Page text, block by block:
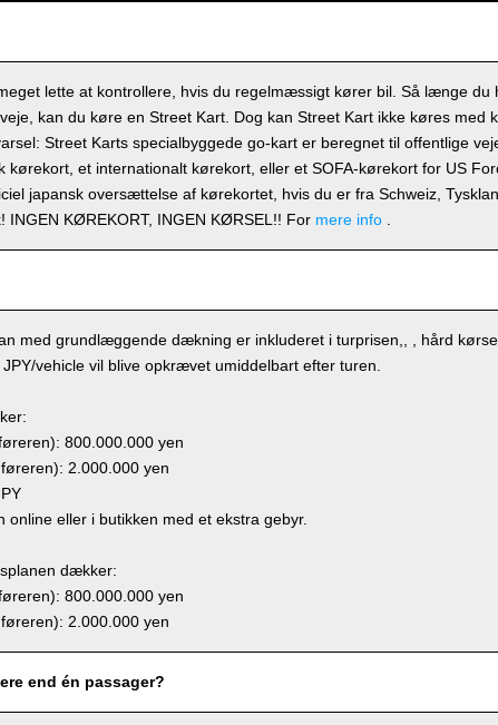
lette at kontrollere, hvis du regelmæssigt kører bil. Så længe du
kan du køre en Street Kart. Dog kan Street Kart ikke køres med
Street Karts specialbyggede go-kart er beregnet til offentlige
kørekort, et internationalt kørekort, eller et SOFA-kørekort for US
japansk oversættelse af kørekortet, hvis du er fra Schweiz,
INGEN KØREKORT, INGEN KØRSEL!! For mere info
med grundlæggende dækning er inkluderet i turprisen,, , hård
vehicle vil blive opkrævet umiddelbart efter turen.
800.000.000 yen
2.000.000 yen
online eller i butikken med et ekstra gebyr.
dækker:
800.000.000 yen
2.000.000 yen
end én passager?